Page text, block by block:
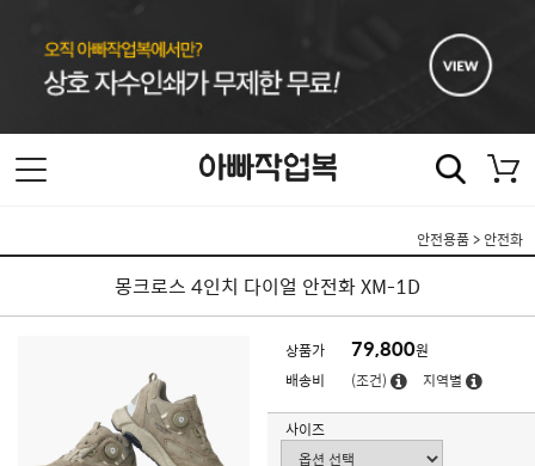
안전용품> 안전화
몽크로스 4인치 다이얼 안전화 XM-1D
상품가 79,800원
배송비
(조건) 지역별
사이즈